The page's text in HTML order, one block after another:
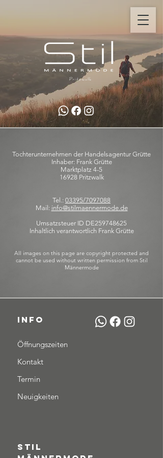
Tochterunternehmen der Handelsagentur Grütte
Inhaber: Frank Grütte
Marktplatz 4-5
16928 Pritzwalk
Tel.: 03395/7097088
Mail: info@stilmaennermode.de
Umsatzsteuer ID DE259748625
Inhaltlich verantwortlich Frank Grütte
All images on this page are copyright protected and
cannot be used without written permission from Stil
Männermode
INFO
Öffnungszeiten
Kontakt
Termin
Neuigkeiten
STIL